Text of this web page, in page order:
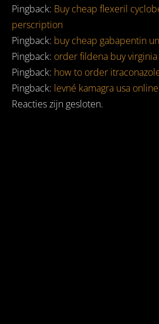
Pingback: Buy cheap flexeril
perscription
Pingback: buy cheap gabapentin
Pingback: order fildena buy virginia
Pingback: how to order
Pingback: levné kamagra usa online
Reacties zijn gesloten.